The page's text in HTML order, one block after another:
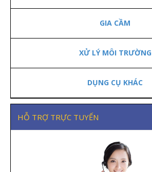
GIA CẦM
XỬ LÝ MÔI TRƯỜNG
DỤNG CỤ KHÁC
HỖ TRỢ TRỰC TUYẾN